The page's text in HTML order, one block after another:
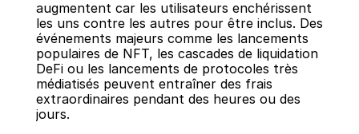
augmentent car les utilisateurs enchérissent
les uns contre les autres pour être inclus. Des
événements majeurs comme les lancements
populaires de NFT, les cascades de liquidation
DeFi ou les lancements de protocoles très
médiatisés peuvent entraîner des frais
extraordinaires pendant des heures ou des
jours.